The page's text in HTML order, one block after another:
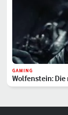
GAMING
Wolfenstein: